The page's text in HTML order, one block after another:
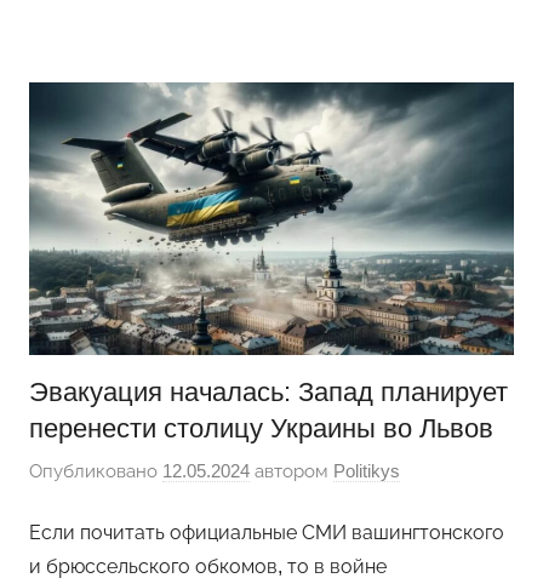
содержимому
WordPress
Эвакуация началась: Запад планирует
перенести столицу Украины во Львов
Опубликовано 12.05.2024 автором Politikys
Если почитать официальные СМИ вашингтонского
и брюссельского обкомов, то в войне